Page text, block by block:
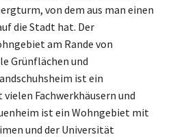
von dem aus man einen
die Stadt hat. Der
am Rande von
Grünflächen und
ist ein
Fachwerkhäusern und
ist ein Wohngebiet mit
und der Universität